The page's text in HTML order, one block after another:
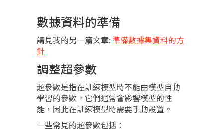
數據資料的準備
請見我的另一篇文章: 準備數據集資料的方
針
調整超參數
超參數是指在訓練模型時不能由模型自動
學習的參數。它們通常會影響模型的性
能，因此在訓練模型時需要手動設置。
一些常見的超參數包括：